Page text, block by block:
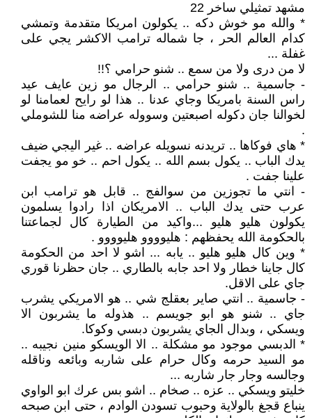
مشهد تمثيلي ساخر 22
* والله مو خوش دكه .. يكولون امريكا متقدمة وتمشي
كدام العالم الحر ، جا شماله ترامب الاكشر يجي على
غفلة ...
لا من درى ولا من سمع .. شنو حرامي ؟!!
- جاسمية .. شنو حرامي .. الرجال مو زين عايف عيد
راس السنة بامريكا وجاي عدنا .. هذا لو رايح لعمامنا لو
لخوالنا جان دكوله اصبعتين وسووله عراضه منا للشوملي
.
* هاي فوكاها .. تريدنه نسويله عراضه .. غير اليجي ضيف
يدك الباب .. يكول بسم الله .. يكول احم .. خو مو يجفت
علينا جفت .
- انتي ما تجوزين من سوالفج .. قابل هو ترامب ابن
عرب حتى يدك الباب .. الامريكان اذا رادوا يسلمون
يكولون هليو هليو ...واكيد من الطيارة كال لجماعتنا
بالحكومة الله يحفظهم : هليوووو هليوووو .
* وين كال هليو هليو .. يابه ... اشو لا احد من الحكومة
كال جاينا خطار ولا احد جابه بالطاري .. جان حظرنا قوري
جاي على الاقل.
- جاسمية .. انتي صاير بعقلج شي .. هو الامريكي يشرب
جاي .. شنو هو ابو جويسم .. هذوله ما يشربون الا
ويسكي ، وبدال الجاي يشربون دبسي وكوكا.
* الدبسي موجود مو مشكلة .. الا الويسكو منين نجيبه ..
مو السيد حرمه وكال حرام على شاربه وبائعه وناقله
وجالسه وجار جار شاربه ...
خليتو ويسكي .. عزه .. صخام .. اشو بس عرك ابو الواوي
ينباع قجغ بالولاية وحبوب تسودن الوادم ، حتى ابن صبحه